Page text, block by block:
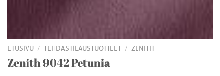
ETUSIVU / TEHDASTILAUSTUOTTEET / ZENITH
Zenith 9042 Petunia